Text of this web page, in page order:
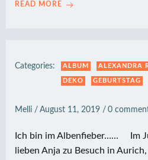
READ MORE
Categories: ALBUM ALEXANDRA
DEKO GEBURTSTAG
Melli / August 11, 2019 / 0
Ich bin im Albenfieber…… Im
lieben Anja zu Besuch in